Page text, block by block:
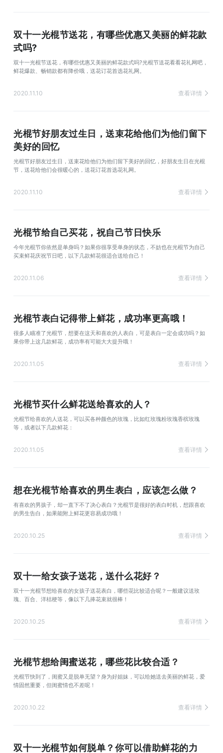
双十一光棍节送花，有哪些优惠又美丽的鲜花款
式吗?
双十一光棍节送花，有哪些优惠又美丽的鲜花款式吗?光棍节送花看看花礼网吧，
鲜花爆款、畅销款都有降价哦，送花订花首选花礼网。
2020.11.10 查看详情
光棍节好朋友过生日，送束花给他们为他们留下
美好的回忆
光棍节好朋友过生日，送束花给他们为他们留下美好的回忆，好朋友生日在光棍
节，送花给他们会很暖心的，送花订花首选花礼网。
2020.11.10 查看详情
光棍节给自己买花，祝自己节日快乐
今年光棍节你依然是单身吗？如果你很享受单身的状态，不妨也在光棍节为自己
买束鲜花庆祝节日吧，以下几款鲜花很适合送给自己！
2020.11.06 查看详情
光棍节表白记得带上鲜花，成功率更高哦！
很多人瞄准了光棍节，想要在这天和喜欢的人表白，可是表白一定会成功吗？如
果你带上这几款鲜花，成功率有可能大大提升哦！
2020.11.05 查看详情
光棍节买什么鲜花送给喜欢的人？
光棍节给喜欢的人送花，可以买各种颜色的玫瑰，比如红玫瑰粉玫瑰香槟玫瑰
等，或者以下几款鲜花：
2020.11.05 查看详情
想在光棍节给喜欢的男生表白，应该怎么做？
有喜欢的男孩子，却一直下不了决心表白？光棍节是很好的表白时机，想跟喜欢
的男生告白，如果能附上鲜花更容易成功哦！
2020.10.25 查看详情
双十一给女孩子送花，送什么花好？
双十一光棍节想给喜欢的女孩子送花表白，哪些花比较适合呢？一般建议送玫
瑰、百合、洋桔梗等，像以下几捧花束就很棒！
2020.10.25 查看详情
光棍节想给闺蜜送花，哪些花比较合适？
光棍节快到了，闺蜜又是脱单无望？身为好姐妹，可以给她送去美丽的鲜花，爱
情固然重要，但闺蜜情也不差呢！
2020.10.22 查看详情
双十一光棍节如何脱单？你可以借助鲜花的力